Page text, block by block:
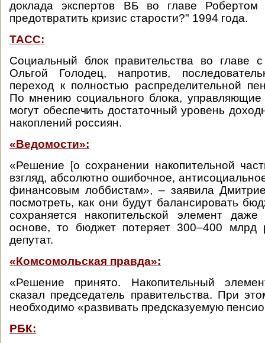
доклада экспертов ВБ во главе
предотвратить кризис старости?" 1994 года.
ТАСС:
Социальный блок правительства во главе
Ольгой Голодец, напротив,
переход к полностью распределительной
По мнению социального блока,
могут обеспечить достаточный уровень
накоплений россиян.
«Ведомости»:
«Решение [о сохранении накопительной
взгляд, абсолютно ошибочное,
финансовым лоббистам», – заявила
посмотреть, как они будут балансировать
сохраняется накопительской элемент
основе, то бюджет потеряет 300–400 млрд
депутат.
«Комсомольская правда»:
«Решение принято. Накопительный
сказал председатель правительства. При
необходимо «развивать предсказуемую
РБК: